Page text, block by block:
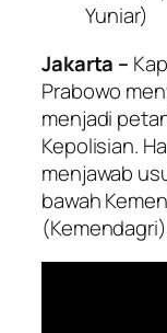
Yuniar)
Jakarta –
Prabowo
menjadi
Kepolisian.
menjawab
bawah